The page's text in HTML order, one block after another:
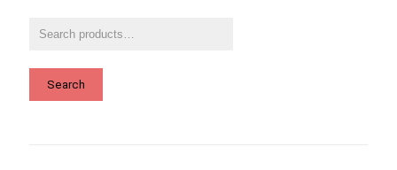
Search